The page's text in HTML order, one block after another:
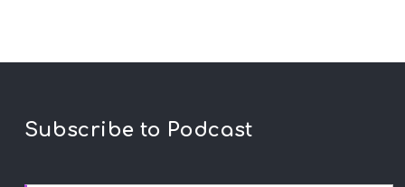
Subscribe to Podcast